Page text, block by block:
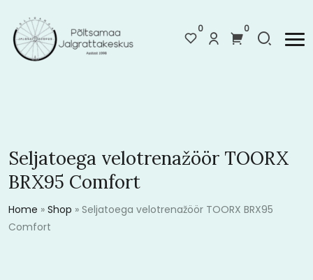
0 0
Seljatoega velotrenažöör TOORX
BRX95 Comfort
Home » Shop » Seljatoega velotrenažöör TOORX BRX95
Comfort